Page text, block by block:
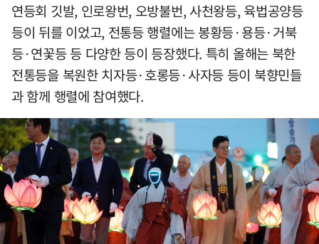
연등회 깃발, 인로왕번, 오방불번, 사천왕등, 육법공양등
등이 뒤를 이었고, 전통등 행렬에는 봉황등·용등·거북
등·연꽃등 등 다양한 등이 등장했다. 특히 올해는 북한
전통등을 복원한 치자등·호롱등·사자등 등이 북향민들
과 함께 행렬에 참여했다.